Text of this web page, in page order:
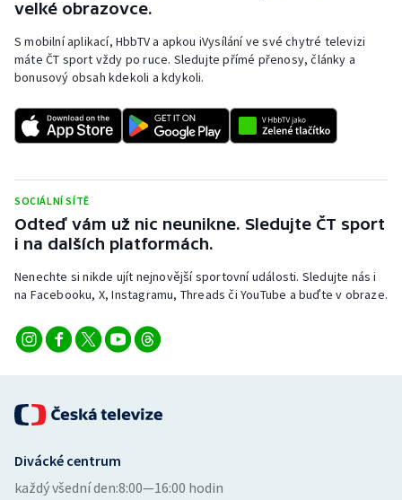
velké obrazovce.
S mobilní aplikací, HbbTV a apkou iVysílání ve své chytré televizi
máte ČT sport vždy po ruce. Sledujte přímé přenosy, články a
bonusový obsah kdekoli a kdykoli.
SOCIÁLNÍ SÍTĚ
Odteď vám už nic neunikne. Sledujte ČT sport
i na dalších platformách.
Nenechte si nikde ujít nejnovější sportovní události. Sledujte nás i
na Facebooku, X, Instagramu, Threads či YouTube a buďte v obraze.
Divácké centrum
každý všední den:8:00—16:00 hodin